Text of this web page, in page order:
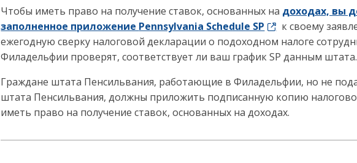
Чтобы иметь право на получение ставок, основанных на доходах, вы
заполненное приложение Pennsylvania Schedule SP
к своему
ежегодную сверку налоговой декларации о подоходном налоге
Филадельфии проверят, соответствует ли ваш график SP данным штата.
Граждане штата Пенсильвания, работающие в Филадельфии, но не
штата Пенсильвания, должны приложить подписанную копию
иметь право на получение ставок, основанных на доходах.